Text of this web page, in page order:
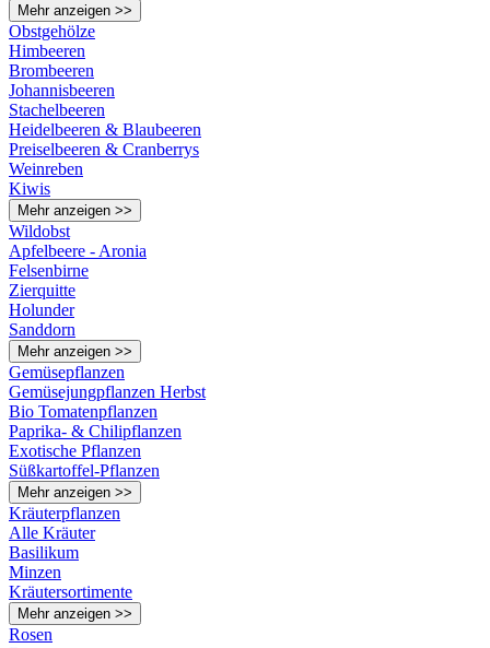
Mehr anzeigen >>
Obstgehölze
Himbeeren
Brombeeren
Johannisbeeren
Stachelbeeren
Heidelbeeren & Blaubeeren
Preiselbeeren & Cranberrys
Weinreben
Kiwis
Mehr anzeigen >>
Wildobst
Apfelbeere - Aronia
Felsenbirne
Zierquitte
Holunder
Sanddorn
Mehr anzeigen >>
Gemüsepflanzen
Gemüsejungpflanzen Herbst
Bio Tomatenpflanzen
Paprika- & Chilipflanzen
Exotische Pflanzen
Süßkartoffel-Pflanzen
Mehr anzeigen >>
Kräuterpflanzen
Alle Kräuter
Basilikum
Minzen
Kräutersortimente
Mehr anzeigen >>
Rosen